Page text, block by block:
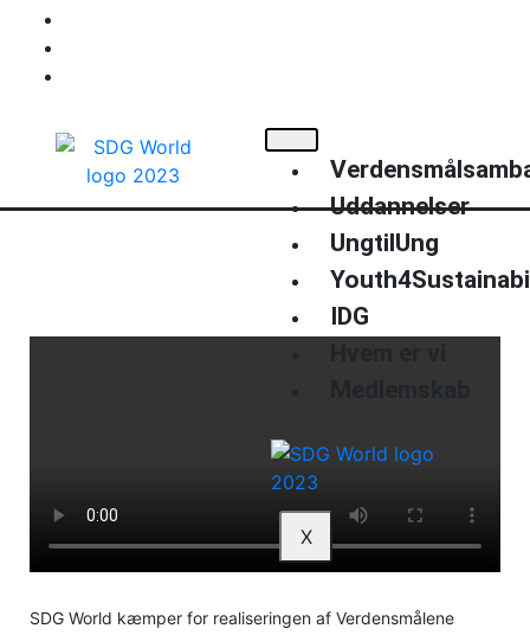
Uddannelser
UngtilUng
IDG
X
SDG World kæmper for realiseringen af Verdensmålene